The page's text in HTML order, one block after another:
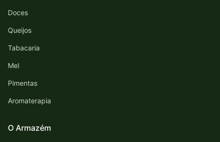
Doces
Queijos
Tabacaria
Mel
Pimentas
Aromaterapia
O Armazém